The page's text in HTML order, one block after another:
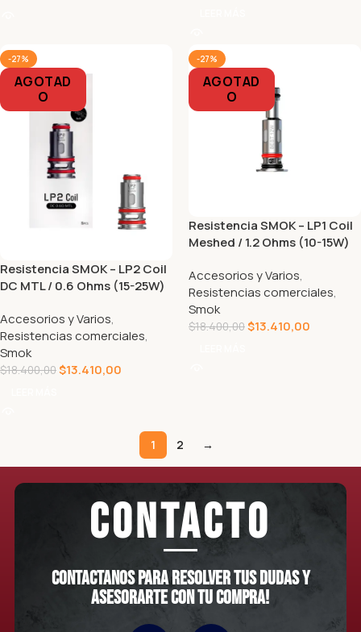
-27%
AGOTAD
O
Resistencia SMOK – LP2 Coil
DC MTL / 0.6 Ohms (15-25W)
Accesorios y Varios,
Resistencias comerciales,
Smok
$18.400,00$13.410,00
-27%
AGOTAD
O
Resistencia SMOK – LP1 Coil
Meshed / 1.2 Ohms (10-15W)
Accesorios y Varios,
Resistencias comerciales,
Smok
$18.400,00$13.410,00
1 2 →
CONTACTO
Contactanos para resolver tus dudas y
asesorarte con tu compra!